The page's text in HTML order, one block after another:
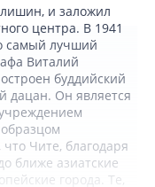
и заложил
центра. В 1941
самый лучший
Виталий
буддийский
дацан. Он является
Чите, благодаря
ближе азиатские
города. Те,